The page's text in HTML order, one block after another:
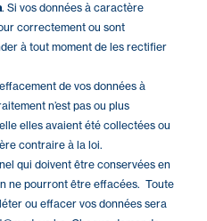
. Si vos données à caractère
correctement ou sont
à tout moment de les rectifier
de vos données à
n’est pas ou plus
elles avaient été collectées ou
contraire à la loi.
qui doivent être conservées en
ne pourront être effacées. Toute
ou effacer vos données sera